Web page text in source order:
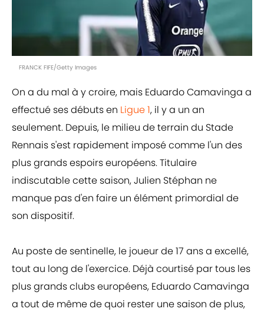
FRANCK FIFE/Getty Images
On a du mal à y croire, mais Eduardo Camavinga a
effectué ses débuts en Ligue 1, il y a un an
seulement. Depuis, le milieu de terrain du Stade
Rennais s'est rapidement imposé comme l'un des
plus grands espoirs européens. Titulaire
indiscutable cette saison, Julien Stéphan ne
manque pas d'en faire un élément primordial de
son dispositif.
Au poste de sentinelle, le joueur de 17 ans a excellé,
tout au long de l'exercice. Déjà courtisé par tous les
plus grands clubs européens, Eduardo Camavinga
a tout de même de quoi rester une saison de plus,